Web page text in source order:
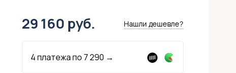
29 160 руб. Нашли дешевле?
4 платежа по 7 290 →